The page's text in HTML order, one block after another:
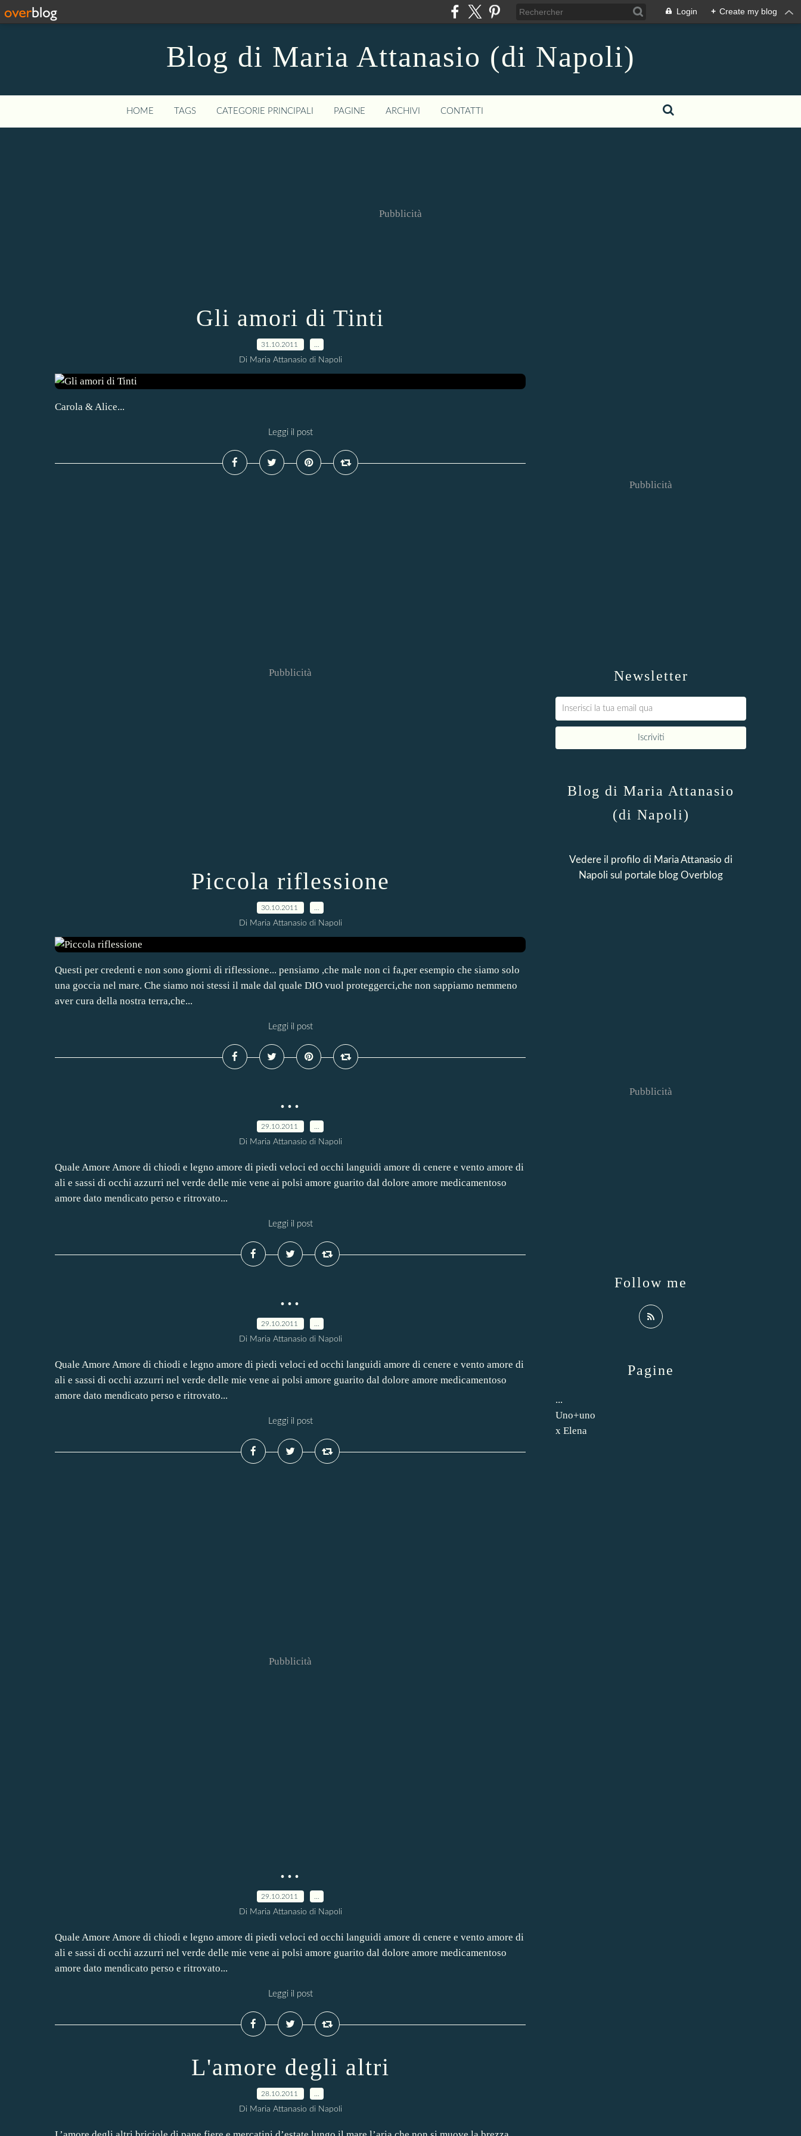
Login + Create my blog
Blog di Maria Attanasio (di Napoli)
HOME TAGS CATEGORIE PRINCIPALI PAGINE ARCHIVI CONTATTI
Pubblicità
Gli amori di Tinti
31.10.2011
Di Maria Attanasio di Napoli
Carola & Alice...
Leggi il post
Pubblicità
Piccola riflessione
30.10.2011
Di Maria Attanasio di Napoli
Questi per credenti e non sono giorni di riflessione... pensiamo ,che male non ci fa,per esempio che siamo solo
una goccia nel mare. Che siamo noi stessi il male dal quale DIO vuol proteggerci,che non sappiamo nemmeno
aver cura della nostra terra,che...
Leggi il post
...
29.10.2011
Di Maria Attanasio di Napoli
Quale Amore Amore di chiodi e legno amore di piedi veloci ed occhi languidi amore di cenere e vento amore di
ali e sassi di occhi azzurri nel verde delle mie vene ai polsi amore guarito dal dolore amore medicamentoso
amore dato mendicato perso e ritrovato...
Leggi il post
...
29.10.2011
Di Maria Attanasio di Napoli
Quale Amore Amore di chiodi e legno amore di piedi veloci ed occhi languidi amore di cenere e vento amore di
ali e sassi di occhi azzurri nel verde delle mie vene ai polsi amore guarito dal dolore amore medicamentoso
amore dato mendicato perso e ritrovato...
Leggi il post
Pubblicità
...
29.10.2011
Di Maria Attanasio di Napoli
Quale Amore Amore di chiodi e legno amore di piedi veloci ed occhi languidi amore di cenere e vento amore di
ali e sassi di occhi azzurri nel verde delle mie vene ai polsi amore guarito dal dolore amore medicamentoso
amore dato mendicato perso e ritrovato...
Leggi il post
L'amore degli altri
28.10.2011
Di Maria Attanasio di Napoli
Newsletter
Pubblicità
Pagine
...
Uno+uno
x Elena
Blog di Maria Attanasio
(di Napoli)
Vedere il profilo di Maria Attanasio di
Napoli sul portale blog Overblog
Follow me
Pubblicità